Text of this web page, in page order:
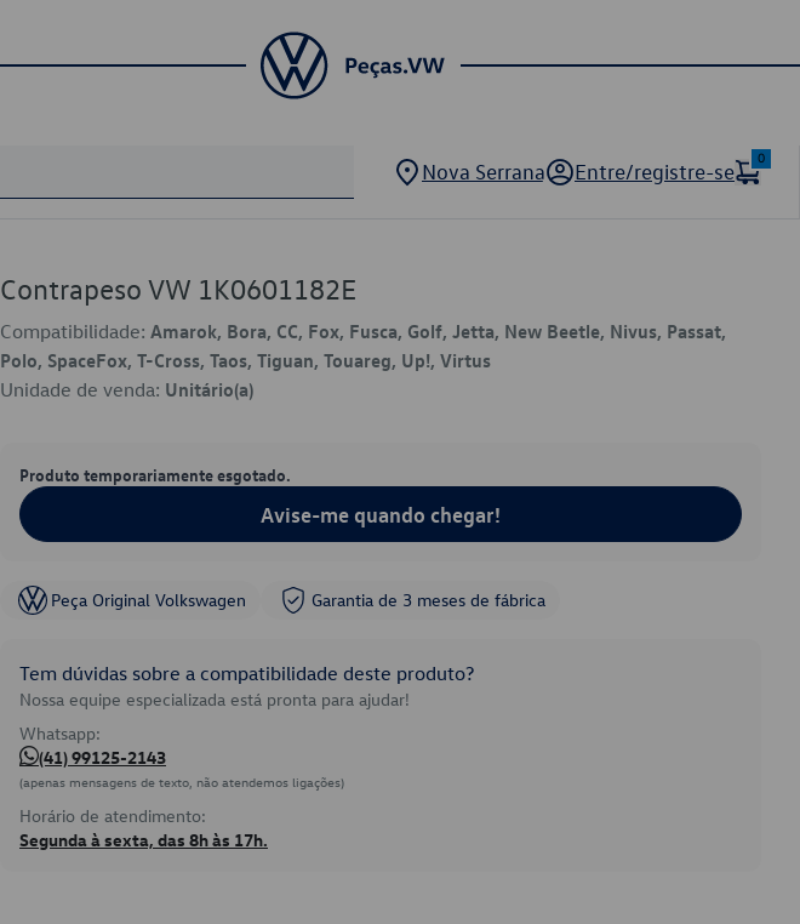
Nova Serrana Entre/registre-se
0
Contrapeso VW 1K0601182E
Compatibilidade: Amarok, Bora, CC, Fox, Fusca, Golf, Jetta, New Beetle, Nivus, Passat,
Polo, SpaceFox, T-Cross, Taos, Tiguan, Touareg, Up!, Virtus
Unidade de venda: Unitário(a)
Produto temporariamente esgotado.
Avise-me quando chegar!
Peça Original Volkswagen Garantia de 3 meses de fábrica
Tem dúvidas sobre a compatibilidade deste produto?
Nossa equipe especializada está pronta para ajudar!
Whatsapp:
(41) 99125-2143
(apenas mensagens de texto, não atendemos ligações)
Horário de atendimento:
Segunda à sexta, das 8h às 17h.